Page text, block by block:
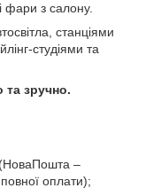
фари з салону.
станціями
студіями та
зручно.
(НоваПошта –
оплати);